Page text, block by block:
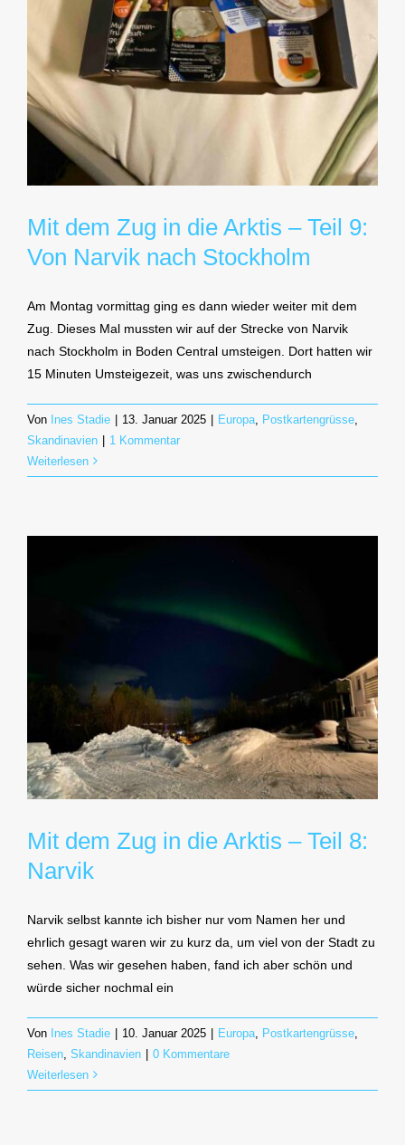
Mit dem Zug in die Arktis – Teil 9:
Von Narvik nach Stockholm
Am Montag vormittag ging es dann wieder weiter mit dem
Zug. Dieses Mal mussten wir auf der Strecke von Narvik
nach Stockholm in Boden Central umsteigen. Dort hatten wir
15 Minuten Umsteigezeit, was uns zwischendurch
Von Ines Stadie | 13. Januar 2025 | Europa Postkartengrüsse
Skandinavien | 1 Kommentar
Weiterlesen
Mit dem Zug in die Arktis – Teil 8:
Narvik
Narvik selbst kannte ich bisher nur vom Namen her und
ehrlich gesagt waren wir zu kurz da, um viel von der Stadt zu
sehen. Was wir gesehen haben, fand ich aber schön und
würde sicher nochmal ein
Von Ines Stadie | 10. Januar 2025 | Europa Postkartengrüsse
Reisen Skandinavien | 0 Kommentare
Weiterlesen